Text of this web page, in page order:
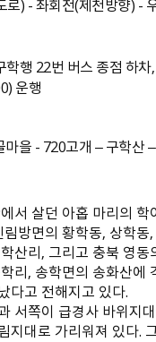
로) - 좌회전(제천방향) -
행 22번 버스 종점 하차
운행
마을 - 720고개 – 구학산
서 살던 아홉 마리의 학
방면의 황학동, 상학동
산리, 그리고 충북 영동
리, 송학면의 송화산에
다고 전해지고 있다.
서쪽이 급경사 바위지
지대로 가리워져 있다.